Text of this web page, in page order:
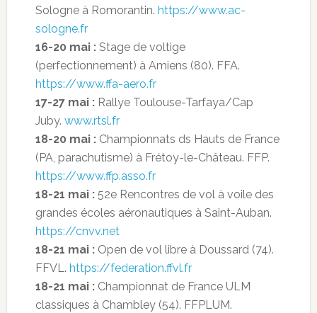
Sologne à Romorantin. https://www.ac-
sologne.fr
16-20 mai :Stage de voltige
(perfectionnement) à Amiens (80). FFA.
https://www.ffa-aero.fr
17-27 mai :Rallye Toulouse-Tarfaya/Cap
Juby. www.rtsl.fr
18-20 mai :Championnats ds Hauts de France
(PA, parachutisme) à Frétoy-le-Château. FFP.
https://www.ffp.asso.fr
18-21 mai :52e Rencontres de vol à voile des
grandes écoles aéronautiques à Saint-Auban.
https://cnvv.net
18-21 mai :Open de vol libre à Doussard (74).
FFVL. https://federation.ffvl.fr
18-21 mai :Championnat de France ULM
classiques à Chambley (54). FFPLUM.